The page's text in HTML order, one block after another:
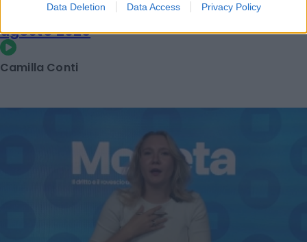
Data Deletion Data Access Privacy Policy
La puntata di Moneta tra le righe del 6
agosto 2026
Camilla Conti